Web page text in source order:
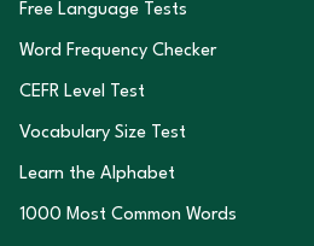
Free Language Tests
Word Frequency Checker
CEFR Level Test
Vocabulary Size Test
Learn the Alphabet
1000 Most Common Words